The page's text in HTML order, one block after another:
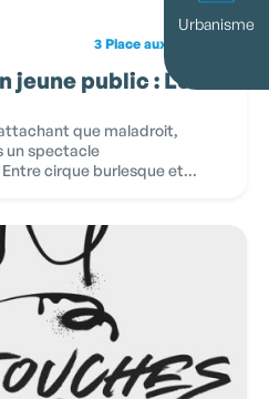
Urbanisme
16h00
3 Place aux Fruits
public : Louis
que maladroit,
un spectacle
cirque burlesque et...